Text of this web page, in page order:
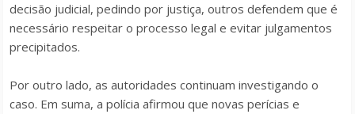
decisão judicial, pedindo por justiça, outros defendem que é
necessário respeitar o processo legal e evitar julgamentos
precipitados.
Por outro lado, as autoridades continuam investigando o
caso. Em suma, a polícia afirmou que novas perícias e